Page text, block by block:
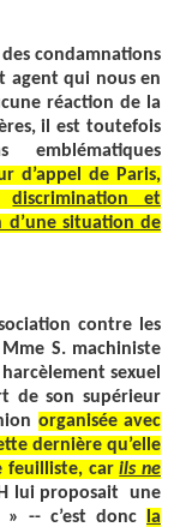
condamnations
agent qui nous en
réaction de la
il est toutefois
emblématiques
d’appel de Paris,
discrimination et
d’une situation de
contre les
S. machiniste
sexuel
de son supérieur
organisée avec
dernière qu’elle
feuilliste, carils ne
lui proposait une
-- c’est donc la